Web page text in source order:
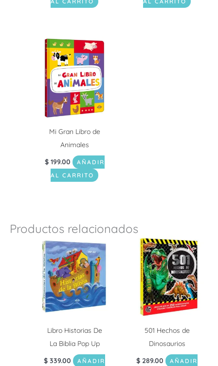
Mi Gran Libro de
Animales
$199.00
AÑADIR
AL CARRITO
Productos relacionados
Libro Historias De
La Biblia Pop Up
$ 339.00
AÑADIR
501 Hechos de
Dinosaurios
$ 289.00
AÑADIR